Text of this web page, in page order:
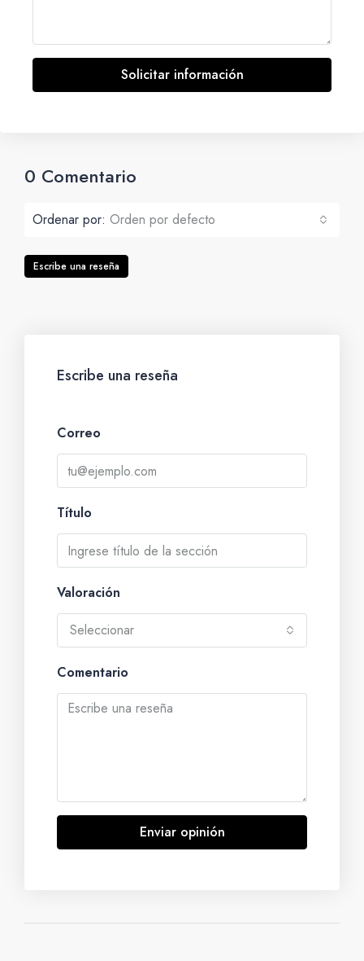
Solicitar información
0 Comentario
Ordenar por: Orden por defecto
Escribe una reseña
Escribe una reseña
Correo
Título
Valoración
Seleccionar
Comentario
Enviar opinión